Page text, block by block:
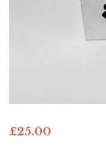
£25.00